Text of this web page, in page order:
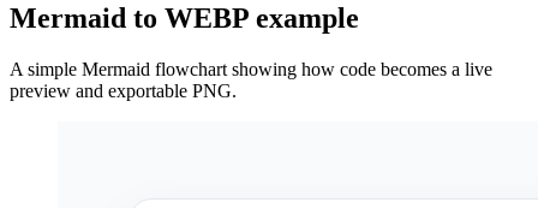
Mermaid to WEBP example
A simple Mermaid flowchart showing how code becomes a live
preview and exportable PNG.